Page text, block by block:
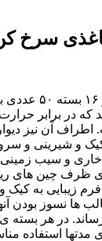
کن
قالب کاغذی سرخ کن سایز ۱۶ بسته ۵۰
حرارت داخل
دیواره هایی با
و سرو
زمینی سرخ
های ریز دارد که
به کیک و
بودن آنها است
مناسب می